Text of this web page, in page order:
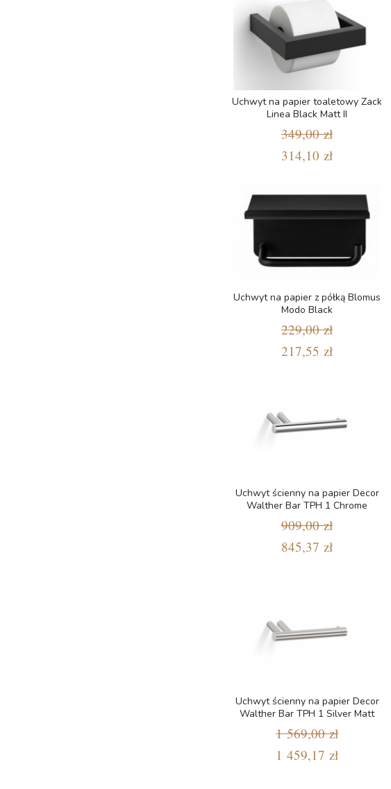
Uchwyt na papier toaletowy Zack
Linea Black Matt II
349,00 zł
314,10 zł
Uchwyt na papier z półką Blomus
Modo Black
229,00 zł
217,55 zł
Uchwyt ścienny na papier Decor
Walther Bar TPH 1 Chrome
909,00 zł
845,37 zł
Uchwyt ścienny na papier Decor
Walther Bar TPH 1 Silver Matt
1 569,00 zł
1 459,17 zł